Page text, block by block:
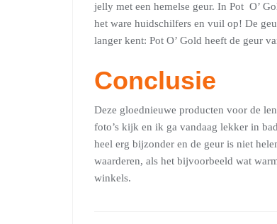
jelly met een hemelse geur. In Pot O’
het ware huidschilfers en vuil op! De
langer kent: Pot O’ Gold heeft de geur
Conclusie
Deze gloednieuwe producten voor de
foto’s kijk en ik ga vandaag lekker in
heel erg bijzonder en de geur is niet
waarderen, als het bijvoorbeeld wat
winkels.